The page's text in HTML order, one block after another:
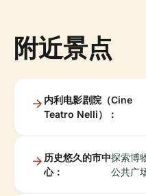
附近景点
内利电影剧院（Cine
Teatro Nelli）：
历史悠久的市中
心：
探索博
公共广